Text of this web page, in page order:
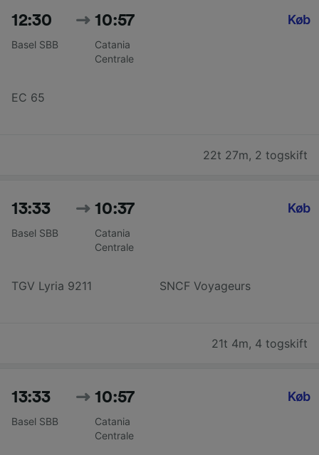
12:30
Basel SBB
10:57
Catania
Centrale
EC 65
Køb
22t 27m, 2 togskift
13:33
Basel SBB
10:37
Catania
Centrale
TGV Lyria 9211 SNCF Voyageurs
Køb
21t 4m, 4 togskift
13:33
Basel SBB
10:57
Catania
Centrale
Køb